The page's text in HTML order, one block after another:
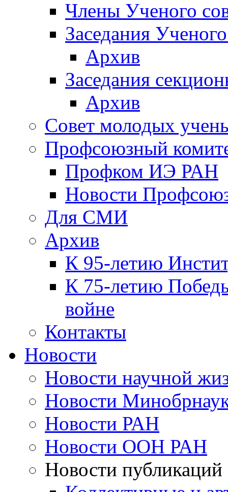
Члены Ученого
Заседания
Архив
Заседания
Архив
Совет молодых
Профсоюзный
Профком ИЭ РАН
Новости
Для СМИ
Архив
К 95-летию
К 75-летию
войне
Контакты
Новости
Новости научной
Новости
Новости РАН
Новости ООН РАН
Новости публикаций